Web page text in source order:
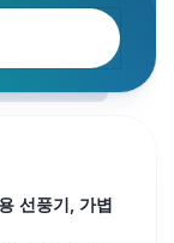
선풍기, 가볍